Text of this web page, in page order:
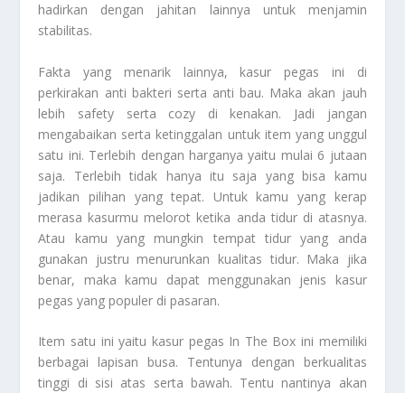
hadirkan dengan jahitan lainnya untuk menjamin
stabilitas.
Fakta yang menarik lainnya, kasur pegas ini di
perkirakan anti bakteri serta anti bau. Maka akan jauh
lebih safety serta cozy di kenakan. Jadi jangan
mengabaikan serta ketinggalan untuk item yang unggul
satu ini. Terlebih dengan harganya yaitu mulai 6 jutaan
saja. Terlebih tidak hanya itu saja yang bisa kamu
jadikan pilihan yang tepat. Untuk kamu yang kerap
merasa kasurmu melorot ketika anda tidur di atasnya.
Atau kamu yang mungkin tempat tidur yang anda
gunakan justru menurunkan kualitas tidur. Maka jika
benar, maka kamu dapat menggunakan jenis kasur
pegas yang populer di pasaran.
Item satu ini yaitu kasur pegas In The Box ini memiliki
berbagai lapisan busa. Tentunya dengan berkualitas
tinggi di sisi atas serta bawah. Tentu nantinya akan